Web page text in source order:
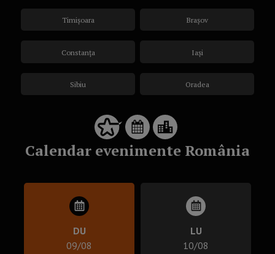
Timișoara
Constanța
Sibiu
Brașov
Iași
Oradea
Calendar evenimente România
DU
09/08
LU
10/08